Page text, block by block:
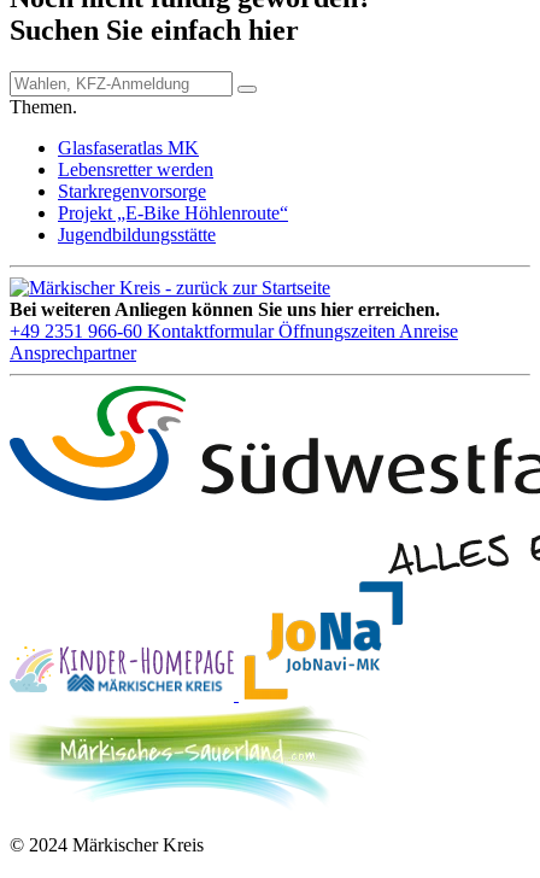
Suchen Sie einfach hier
Themen.
Glasfaseratlas MK
Lebensretter werden
Starkregenvorsorge
Projekt „E-Bike Höhlenroute“
Jugendbildungsstätte
Bei weiteren Anliegen können Sie uns hier erreichen.
+49 2351 966-60 Kontaktformular Öffnungszeiten Anreise
Ansprechpartner
© 2024 Märkischer Kreis